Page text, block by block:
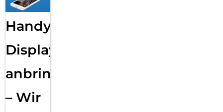
Handy
Displayfolie
anbringen
– Wir